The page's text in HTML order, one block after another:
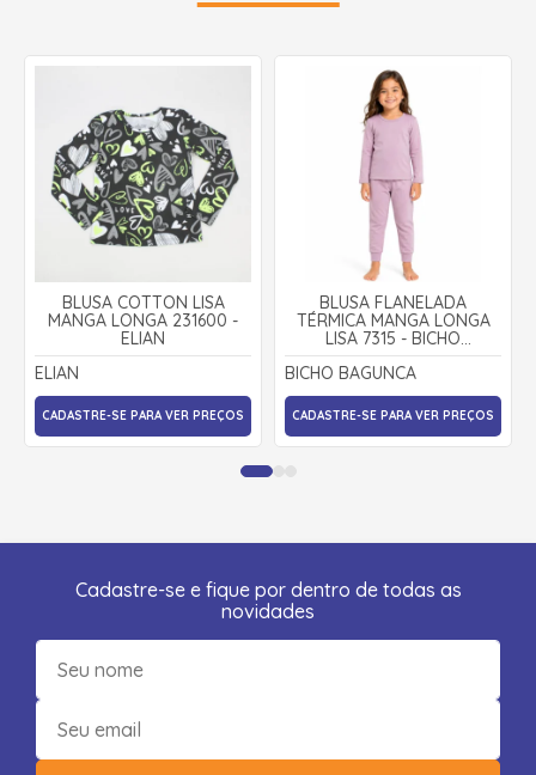
BLUSA COTTON LISA
MANGA LONGA 231600 -
ELIAN
ELIAN
CADASTRE-SE PARA VER PREÇOS
BLUSA FLANELADA
TÉRMICA MANGA LONGA
LISA 7315 - BICHO
BAGUNÇA
BICHO BAGUNCA
CADASTRE-SE PARA VER PREÇOS
Cadastre-se e fique por dentro de todas as
novidades